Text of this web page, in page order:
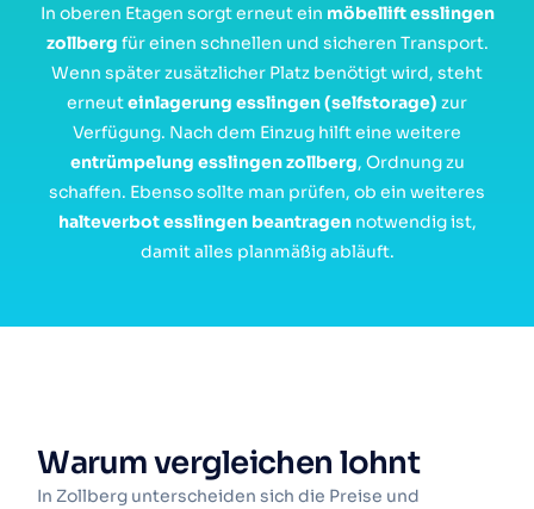
In oberen Etagen sorgt erneut ein möbellift esslingen
zollberg für einen schnellen und sicheren Transport.
Wenn später zusätzlicher Platz benötigt wird, steht
erneuteinlagerung esslingen (selfstorage) zur
Verfügung. Nach dem Einzug hilft eine weitere
entrümpelung esslingen zollberg, Ordnung zu
schaffen. Ebenso sollte man prüfen, ob ein weiteres
halteverbot esslingen beantragennotwendig ist,
damit alles planmäßig abläuft.
Warum vergleichen lohnt
In Zollberg unterscheiden sich die Preise und